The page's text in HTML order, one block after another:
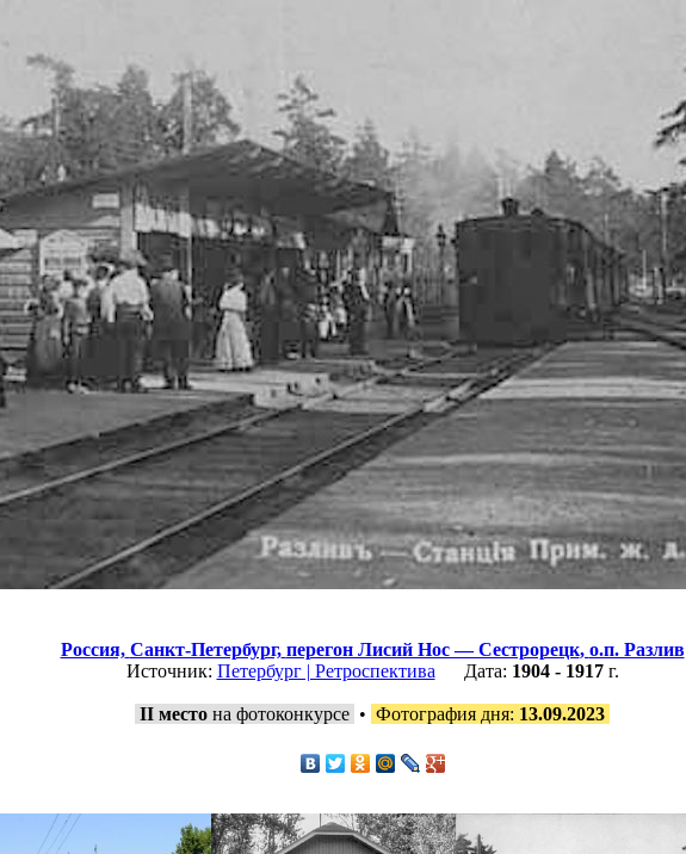
Россия, Санкт-Петербург, перегон Лисий Нос — Сестрорецк, о.п. Разлив
Источник: Петербург | Ретроспектива Дата: 1904 - 1917г.
II место на фотоконкурсе • Фотография дня: 13.09.2023